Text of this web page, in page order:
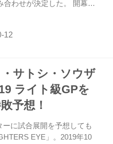
合わせが決定した。 開幕戦
、パトリッキー・“ピットブ
ジョニー・ケースが第9試
式で行われると、準決勝の
ニー・ケース VS. トフィッ
第2試合はルイス・グスタ
キー・“ピットブル”・フレ
！大晦日、さいたまスーパ
おう...
サトシ・ソウザ
ライト級GPを
予想！
ーに試合展開を予想しても
EYE」。2019年10